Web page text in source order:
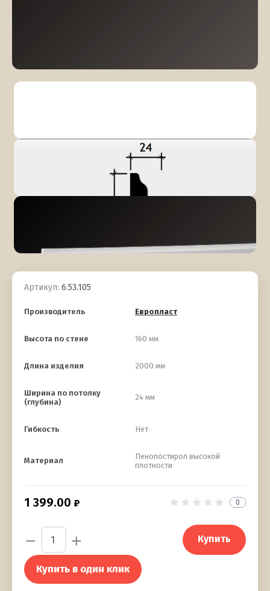
Артикул: 6.53.105
Производитель Европласт
Высота по стене 160 мм
Длина изделия 2000 мм
Ширина по потолку
(глубина)
24 мм
Гибкость Нет
Материал
Пенопостирол высокой
плотности
1 399.00 0
− + Купить
Купить в один клик